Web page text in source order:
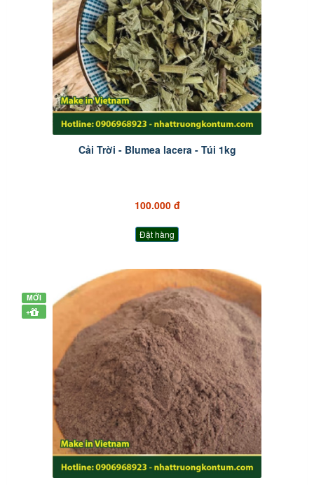
Cải Trời - Blumea lacera - Túi 1kg
100.000 đ
Đặt hàng
MỚI
+